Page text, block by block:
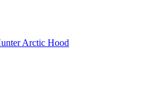
Arctic Hood